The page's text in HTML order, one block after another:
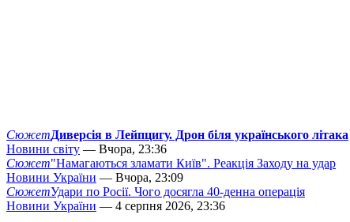
СюжетДиверсія в Лейпцигу. Дрон біля українського літака
Новини світу — Вчора, 23:36
Сюжет"Намагаються зламати Київ". Реакція Заходу на удар
Новини України — Вчора, 23:09
СюжетУдари по Росії. Чого досягла 40-денна операція
Новини України — 4 серпня 2026, 23:36